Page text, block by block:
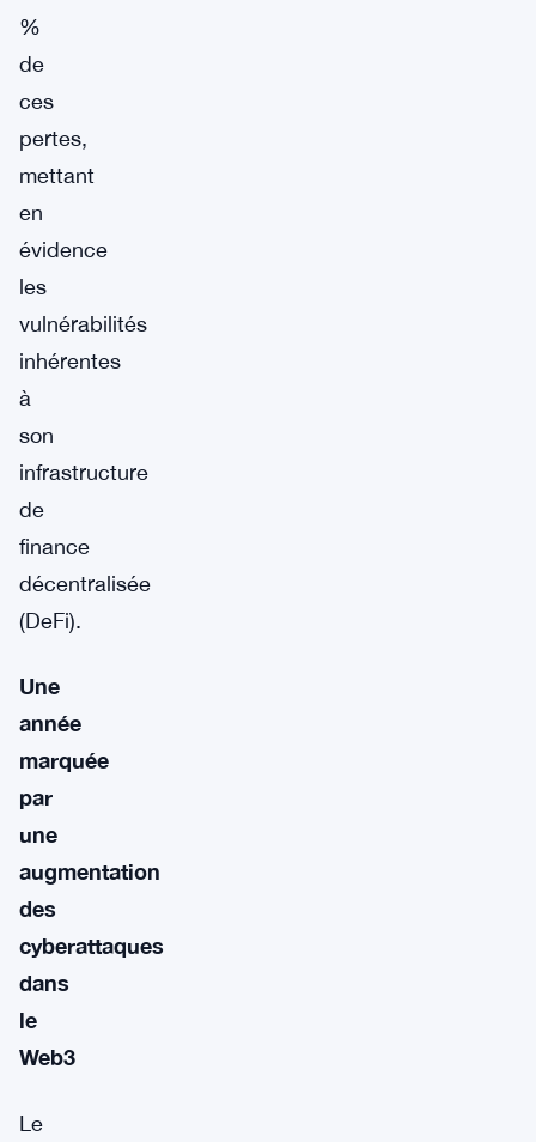
%
de
ces
pertes,
mettant
en
évidence
les
vulnérabilités
inhérentes
à
son
infrastructure
de
finance
décentralisée
(DeFi).
Une
année
marquée
par
une
augmentation
des
cyberattaques
dans
le
Web3
Le